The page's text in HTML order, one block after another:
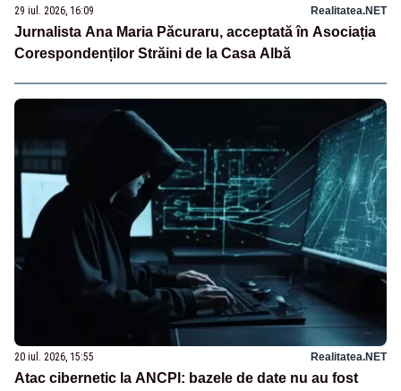
29 iul. 2026, 16:09 Realitatea.NET
Jurnalista Ana Maria Păcuraru, acceptată în Asociația
Corespondenților Străini de la Casa Albă
20 iul. 2026, 15:55 Realitatea.NET
Atac cibernetic la ANCPI: bazele de date nu au fost